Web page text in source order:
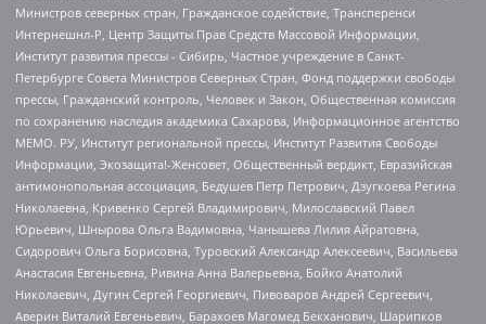
Министров северных стран, Гражданское содействие, Трансперенси
Интернешнл-Р, Центр Защиты Прав Средств Массовой Информации,
Институт развития прессы - Сибирь, Частное учреждение в Санкт-
Петербурге Совета Министров Северных Стран, Фонд поддержки свободы
прессы, Гражданский контроль, Человек и Закон, Общественная комиссия
по сохранению наследия академика Сахарова, Информационное агентство
МЕМО. РУ, Институт региональной прессы, Институт Развития Свободы
Информации, Экозащита!-Женсовет, Общественный вердикт, Евразийская
антимонопольная ассоциация, Бедушев Петр Петрович, Дзугкоева Регина
Николаевна, Кривенко Сергей Владимирович, Милославский Павел
Юрьевич, Шнырова Ольга Вадимовна, Чанышева Лилия Айратовна,
Сидорович Ольга Борисовна, Туровский Александр Алексеевич, Васильева
Анастасия Евгеньевна, Ривина Анна Валерьевна, Бойко Анатолий
Николаевич, Дугин Сергей Георгиевич, Пивоваров Андрей Сергеевич,
Аверин Виталий Евгеньевич, Барахоев Магомед Бекханович, Шарипков